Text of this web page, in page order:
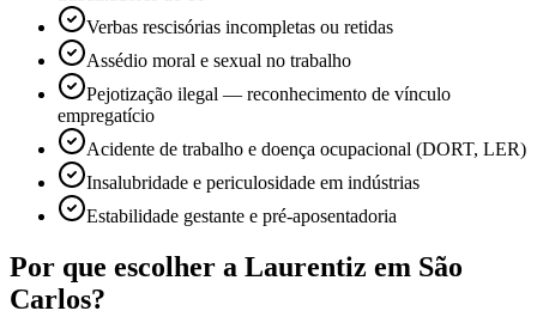
Verbas rescisórias incompletas ou retidas
Assédio moral e sexual no trabalho
Pejotização ilegal — reconhecimento de vínculo
empregatício
Acidente de trabalho e doença ocupacional (DORT, LER)
Insalubridade e periculosidade em indústrias
Estabilidade gestante e pré-aposentadoria
Por que escolher a Laurentiz em São
Carlos?